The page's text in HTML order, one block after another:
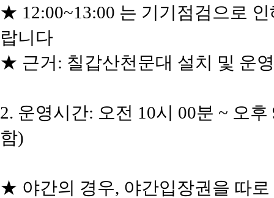
★ 12:00~13:00 는 기기점검으로
랍니다
★ 근거: 칠갑산천문대 설치 및 운
2. 운영시간: 오전 10시 00분 ~ 오
함)
★ 야간의 경우, 야간입장권을 따